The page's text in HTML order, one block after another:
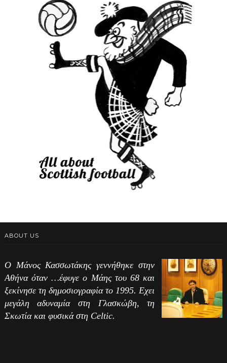
ABOUT US
Ο Μάνος Κασσωτάκης γεννήθηκε στην
Αθήνα όταν …έφυγε ο Μάης του 68 και
ξεκίνησε τη δημοσιογραφία το 1995. Εχει
μεγάλη αδυναμία στη Γλασκώβη, τη
Σκωτία και φυσικά στη Celtic.